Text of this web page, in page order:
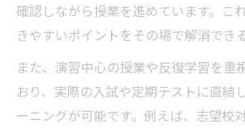
確認しながら授業を進めています。こ
きやすいポイントをその場で解消でき
また、演習中心の授業や反復学習を重
おり、実際の入試や定期テストに直結
ーニングが可能です。例えば、志望校